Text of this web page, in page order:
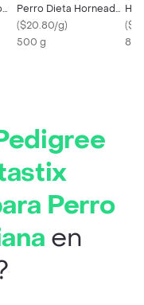
Perro Dieta Horneada
Pollo
($20.80/g)
500 g
(
85
Perro
en